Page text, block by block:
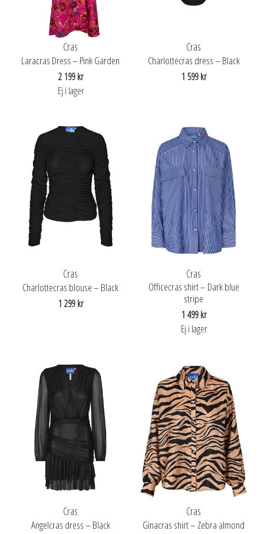
Cras
Laracras Dress – Pink Garden
2 199 kr
Ej i lager
Cras
Charlottecras dress – Black
1 599 kr
Cras
Charlottecras blouse – Black
1 299 kr
Cras
Officecras shirt – Dark blue
stripe
1 499 kr
Ej i lager
Cras
Angelcras dress – Black
Cras
Ginacras shirt – Zebra almond